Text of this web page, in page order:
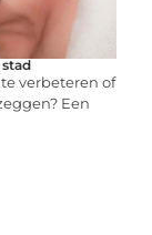
verbeteren of
Een